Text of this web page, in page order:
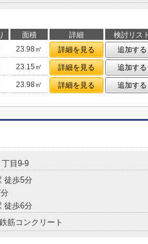
面積 詳細
検討リスト
23.98㎡ 詳細を見る
追加する
23.15㎡ 詳細を見る
追加する
23.98㎡ 詳細を見る 追加する
丁目9-9
徒歩5分
徒歩6分
鉄筋コンクリート